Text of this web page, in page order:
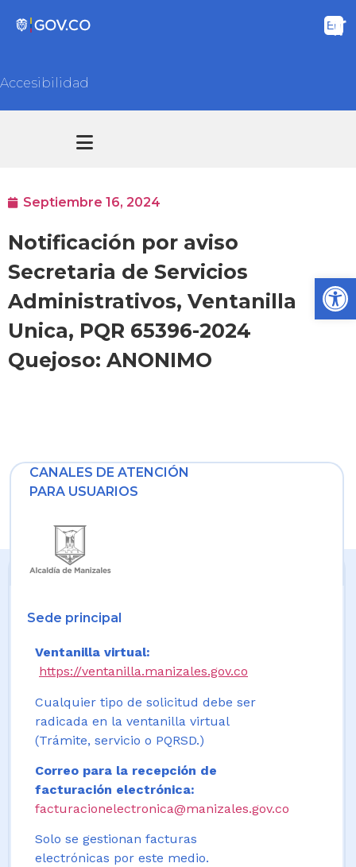
Accesibilidad
Septiembre 16, 2024
Notificación por aviso
Secretaria de Servicios
Administrativos, Ventanilla
Unica, PQR 65396-2024
Quejoso: ANONIMO
CANALES DE ATENCIÓN
PARA USUARIOS
Sede principal
Ventanilla virtual:
https://ventanilla.manizales.gov.co
Cualquier tipo de solicitud debe ser
radicada en la ventanilla virtual
(Trámite, servicio o PQRSD.)
Correo para la recepción de
facturación electrónica:
facturacionelectronica@manizales.gov.co
Solo se gestionan facturas
electrónicas por este medio.